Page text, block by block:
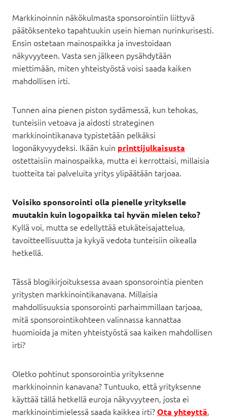
Markkinoinnin näkökulmasta sponsorointiin liittyvä
päätöksenteko tapahtuukin usein hieman nurinkurisesti.
Ensin ostetaan mainospaikka ja investoidaan
näkyvyyteen. Vasta sen jälkeen pysähdytään
miettimään, miten yhteistyöstä voisi saada kaiken
mahdollisen irti.
Tunnen aina pienen piston sydämessä, kun tehokas,
tunteisiin vetoava ja aidosti strateginen
markkinointikanava typistetään pelkäksi
logonäkyvyydeksi. Ikään kuin printtijulkaisusta
ostettaisiin mainospaikka, mutta ei kerrottaisi, millaisia
tuotteita tai palveluita yritys ylipäätään tarjoaa.
Voisiko sponsorointi olla pienelle yritykselle
muutakin kuin logopaikka tai hyvän mielen teko?
Kyllä voi, mutta se edellyttää etukäteisajattelua,
tavoitteellisuutta ja kykyä vedota tunteisiin oikealla
hetkellä.
Tässä blogikirjoituksessa avaan sponsorointia pienten
yritysten markkinointikanavana. Millaisia
mahdollisuuksia sponsorointi parhaimmillaan tarjoaa,
mitä sponsorointikohteen valinnassa kannattaa
huomioida ja miten yhteistyöstä saa kaiken mahdollisen
irti?
Oletko pohtinut sponsorointia yrityksenne
markkinoinnin kanavana? Tuntuuko, että yrityksenne
käyttää tällä hetkellä euroja näkyvyyteen, josta ei
markkinointimielessä saada kaikkea irti?Ota yhteyttä,